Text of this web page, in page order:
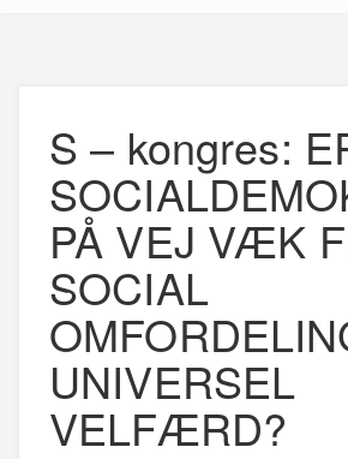
S – kongres:
PÅ VEJ VÆK
SOCIAL
UNIVERSEL
VELFÆRD?